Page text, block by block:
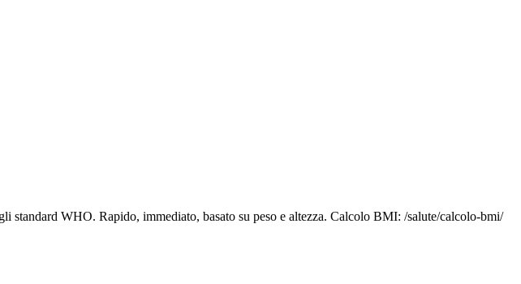
standard WHO. Rapido, immediato, basato su peso e altezza. Calcolo BMI: /salute/calcolo-bmi/